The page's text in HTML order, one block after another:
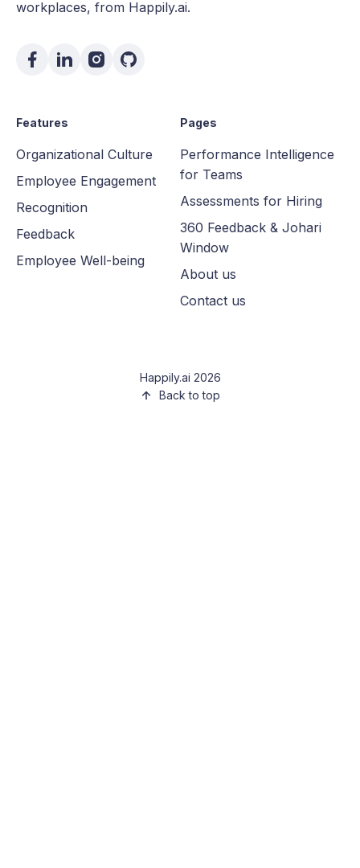
workplaces, from Happily.ai.
Features
Organizational Culture
Employee Engagement
Recognition
Feedback
Employee Well-being
Pages
Performance Intelligence
for Teams
Assessments for Hiring
360 Feedback & Johari
Window
About us
Contact us
Happily.ai 2026
Back to top